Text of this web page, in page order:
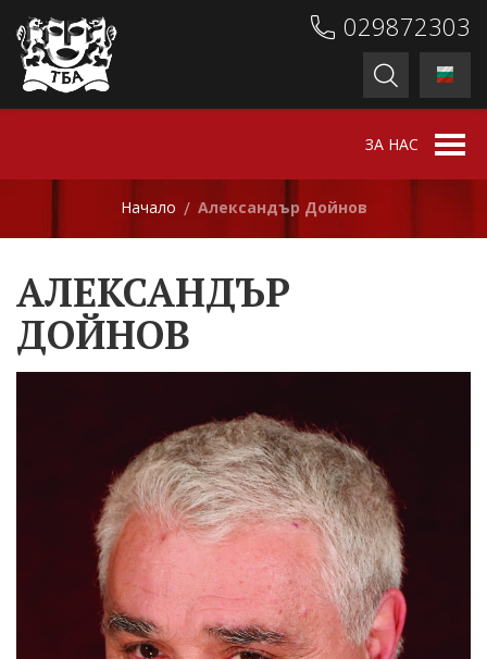
029872303
ЗА НАС
Начало / Александър Дойнов
АЛЕКСАНДЪР
ДОЙНОВ